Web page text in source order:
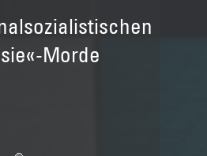
Morde